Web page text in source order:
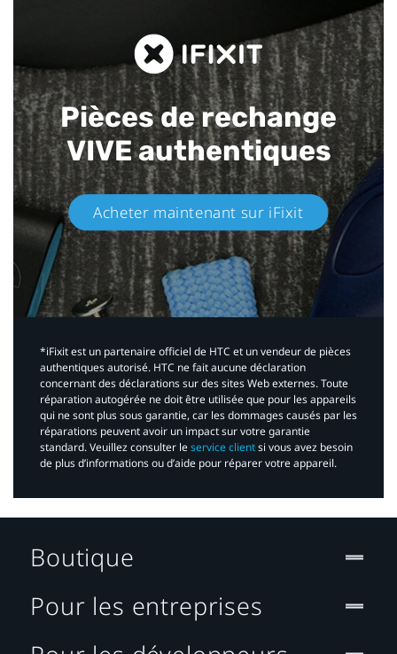
Pièces de rechange
VIVE authentiques​
Acheter maintenant sur iFixit​
*iFixit est un partenaire officiel de HTC et un vendeur de pièces
authentiques autorisé. HTC ne fait aucune déclaration
concernant des déclarations sur des sites Web externes. Toute
réparation autogérée ne doit être utilisée que pour les appareils
qui ne sont plus sous garantie, car les dommages causés par les
réparations peuvent avoir un impact sur votre garantie
standard. Veuillez consulter leservice clientsi vous avez besoin
de plus d’informations ou d’aide pour réparer votre appareil.​
Boutique
Pour les entreprises